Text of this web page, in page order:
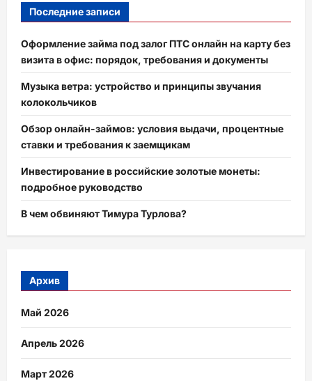
Последние записи
Оформление займа под залог ПТС онлайн на карту без
визита в офис: порядок, требования и документы
Музыка ветра: устройство и принципы звучания
колокольчиков
Обзор онлайн-займов: условия выдачи, процентные
ставки и требования к заемщикам
Инвестирование в российские золотые монеты:
подробное руководство
В чем обвиняют Тимура Турлова?
Архив
Май 2026
Апрель 2026
Март 2026